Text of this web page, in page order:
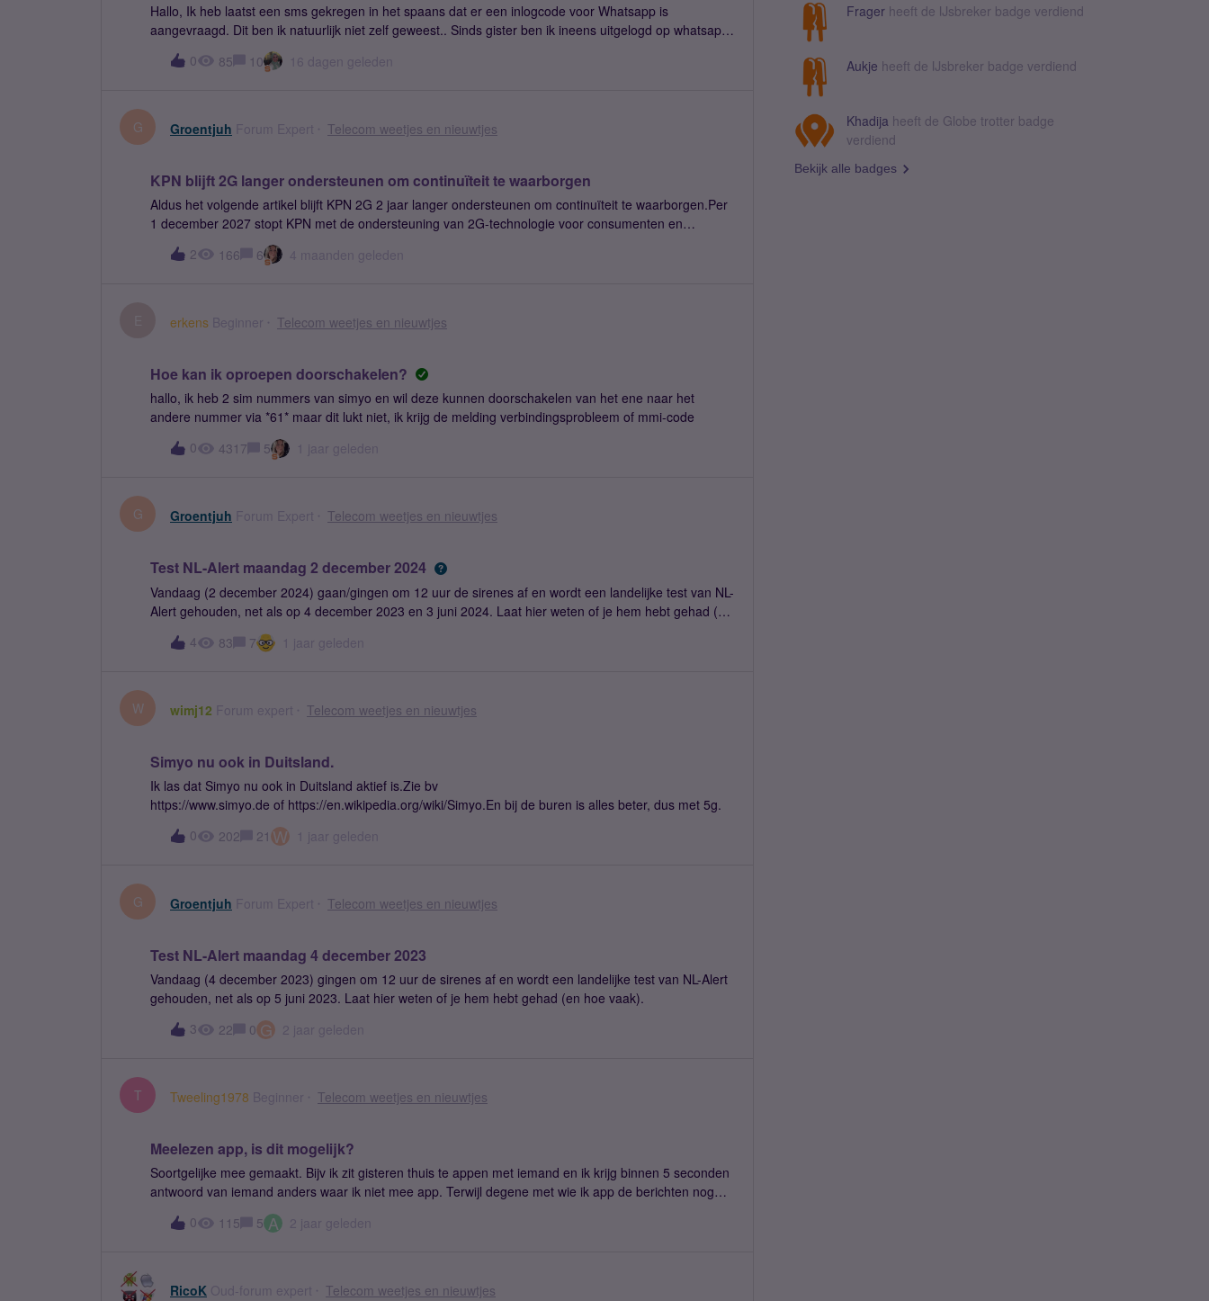
Hallo, Ik heb laatst een sms gekregen in het spaans dat er een inlogcode voor Whatsapp is
aangevraagd. Dit ben ik natuurlijk niet zelf geweest.. Sinds gister ben ik ineens uitgelogd op whatsapp
en kan ik geen nieuwe code aanvragen voor het opnieuw inloggen. Kunnen jullie zien wie mijn
nummer heeft proberen te gebruiken en wat kan ik doen zodat ik weer kan inloggen?Moderator: titel
0 85 10 16 dagen geleden
G Groentjuh Forum Expert Telecom weetjes en nieuwtjes
KPN blijft 2G langer ondersteunen om continuïteit te waarborgen
Aldus het volgende artikel blijft KPN 2G 2 jaar langer ondersteunen om continuïteit te waarborgen.Per
1 december 2027 stopt KPN met de ondersteuning van 2G-technologie voor consumenten en
bedrijven. Het advies aan de resterende 2G-gebruikers blijft om zo snel mogelijk de overstap te maken
naar nieuwe technologieën. 4G en 5G zijn niet alleen stabieler en sneller, maar ook veiliger.
2 166 6 4 maanden geleden
erkens Beginner Telecom weetjes en nieuwtjes
Hoe kan ik oproepen doorschakelen?
hallo, ik heb 2 sim nummers van simyo en wil deze kunnen doorschakelen van het ene naar het
andere nummer via *61* maar dit lukt niet, ik krijg de melding verbindingsprobleem of mmi-code
0
4317 5 1 jaar geleden
G Groentjuh Forum Expert Telecom weetjes en nieuwtjes
Test NL-Alert maandag 2 december 2024
Vandaag (2 december 2024) gaan/gingen om 12 uur de sirenes af en wordt een landelijke test van NL-
Alert gehouden, net als op 4 december 2023 en 3 juni 2024. Laat hier weten of je hem hebt gehad (en
hoe vaak).De volgens test is op 2 juni 2025!
4 83 7 1 jaar geleden
W wimj12 Forum expert Telecom weetjes en nieuwtjes
Simyo nu ook in Duitsland.
Ik las dat Simyo nu ook in Duitsland aktief is.Zie bv
https://www.simyo.de of https://en.wikipedia.org/wiki/Simyo.En bij de buren is alles beter, dus met 5g.
0
202 21 W 1 jaar geleden
G Groentjuh Forum Expert Telecom weetjes en nieuwtjes
Test NL-Alert maandag 4 december 2023
Vandaag (4 december 2023) gingen om 12 uur de sirenes af en wordt een landelijke test van NL-Alert
gehouden, net als op 5 juni 2023. Laat hier weten of je hem hebt gehad (en hoe vaak).
3
22 0 G 2 jaar geleden
T Tweeling1978 Beginner Telecom weetjes en nieuwtjes
Meelezen app, is dit mogelijk?
Soortgelijke mee gemaakt. Bijv ik zit gisteren thuis te appen met iemand en ik krijg binnen 5 seconden
antwoord van iemand anders waar ik niet mee app. Terwijl degene met wie ik app de berichten nog
niet eens gelezen heeft. Hoe kan dat?
0 115 5 A 2 jaar geleden
RicoK Oud-forum expert Telecom weetjes en nieuwtjes
Frager heeft de IJsbreker badge verdiend
Aukje heeft de IJsbreker badge verdiend
Khadija heeft de Globe trotter badge
verdiend
Bekijk alle badges